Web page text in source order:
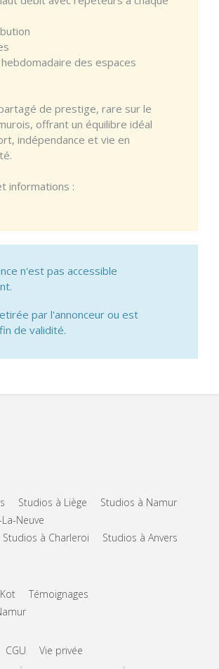
des espaces
de prestige, rare sur le
offrant un équilibre idéal
indépendance et vie en
informations :
n'est pas accessible
par l'annonceur ou est
de validité.
Studios à Liège
Studios à Namur
Neuve
Studios à Charleroi
Studios à Anvers
Témoignages
CGU Vie privée